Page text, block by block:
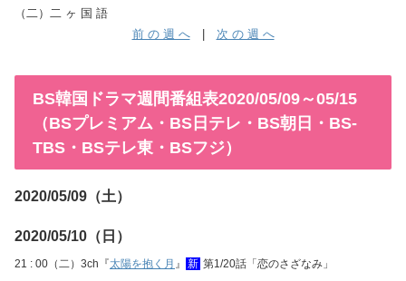
（二）二 ヶ 国 語
前 の 週 へ| 次 の 週 へ
BS韓国ドラマ週間番組表2020/05/09～05/15
（BSプレミアム・BS日テレ・BS朝日・BS-
TBS・BSテレ東・BSフジ）
2020/05/09（土）
2020/05/10（日）
21 : 00（二）3ch『太陽を抱く月 』 新 第1/20話「恋のさざなみ」